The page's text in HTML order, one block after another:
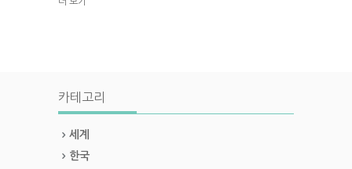
카테고리
세계
한국